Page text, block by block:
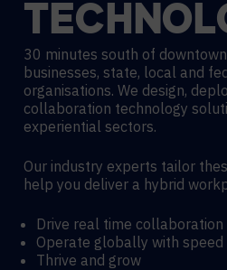
30 minutes south of
businesses, state, local and
organisations. We design,
collaboration technology
experiential sectors.
Our industry experts tailor
help you deliver a hybrid
Drive real time
Operate globally with speed
Thrive and grow